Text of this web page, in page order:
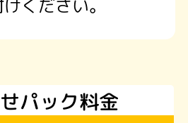
ください。
パック料金